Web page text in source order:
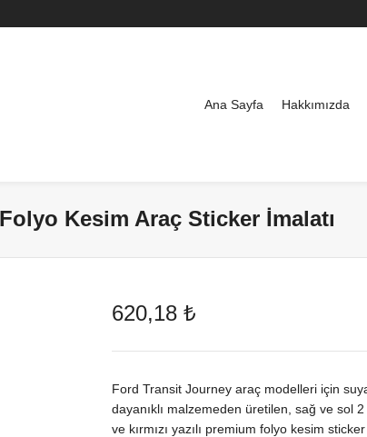
Ana Sayfa Hakkımızda
Kesim Araç Sticker İmalatı
620,18₺
Ford Transit Journey araç modelleri için
dayanıklı malzemeden üretilen, sağ ve sol
ve kırmızı yazılı premium folyo kesim